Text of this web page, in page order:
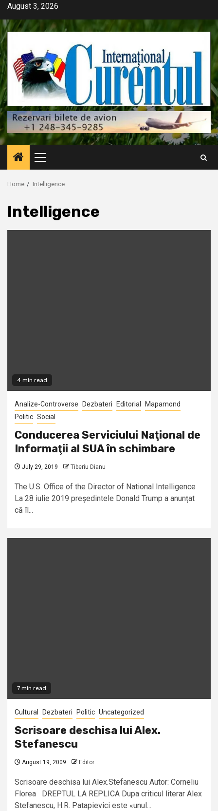
Skip
content
August 3, 2026
Primary
Menu
Home Intelligence
Intelligence
4 min read
Analize-Controverse Dezbateri Editorial
Mapamond
Politic Social
Conducerea Serviciului Naţional de
Informaţii al SUA în schimbare
July 29, 2019 Tiberiu Dianu
The U.S. Office of the Director of National Intelligence
La 28 iulie 2019 președintele Donald Trump a anunțat
că îl...
7 min read
Cultural Dezbateri Politic Uncategorized
Scrisoare deschisa lui Alex.
Stefanescu
August 19, 2009 Editor
Scrisoare deschisa lui Alex.Stefanescu Autor: Corneliu
Florea DREPTUL LA REPLICA Dupa criticul literar Alex
Stefanescu, H.R. Patapievici este «unul...